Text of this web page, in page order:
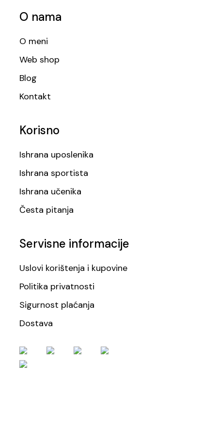
O nama
O meni
Web shop
Blog
Kontakt
Korisno
Ishrana uposlenika
Ishrana sportista
Ishrana učenika
Česta pitanja
Servisne informacije
Uslovi korištenja i kupovine
Politika privatnosti
Sigurnost plaćanja
Dostava